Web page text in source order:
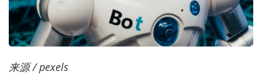
来源 / pexels